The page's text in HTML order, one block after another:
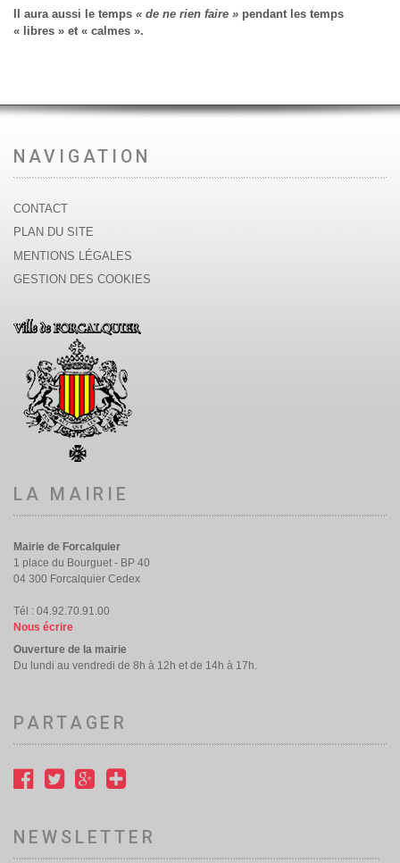
Il aura aussi le temps « de ne rien faire » pendant les temps
« libres » et « calmes ».
NAVIGATION
CONTACT
PLAN DU SITE
MENTIONS LÉGALES
GESTION DES COOKIES
LA MAIRIE
Mairie de Forcalquier
1 place du Bourguet - BP 40
04 300 Forcalquier Cedex
Tél : 04.92.70.91.00
Nous écrire
Ouverture de la mairie
Du lundi au vendredi de 8h à 12h et de 14h à 17h.
PARTAGER
NEWSLETTER